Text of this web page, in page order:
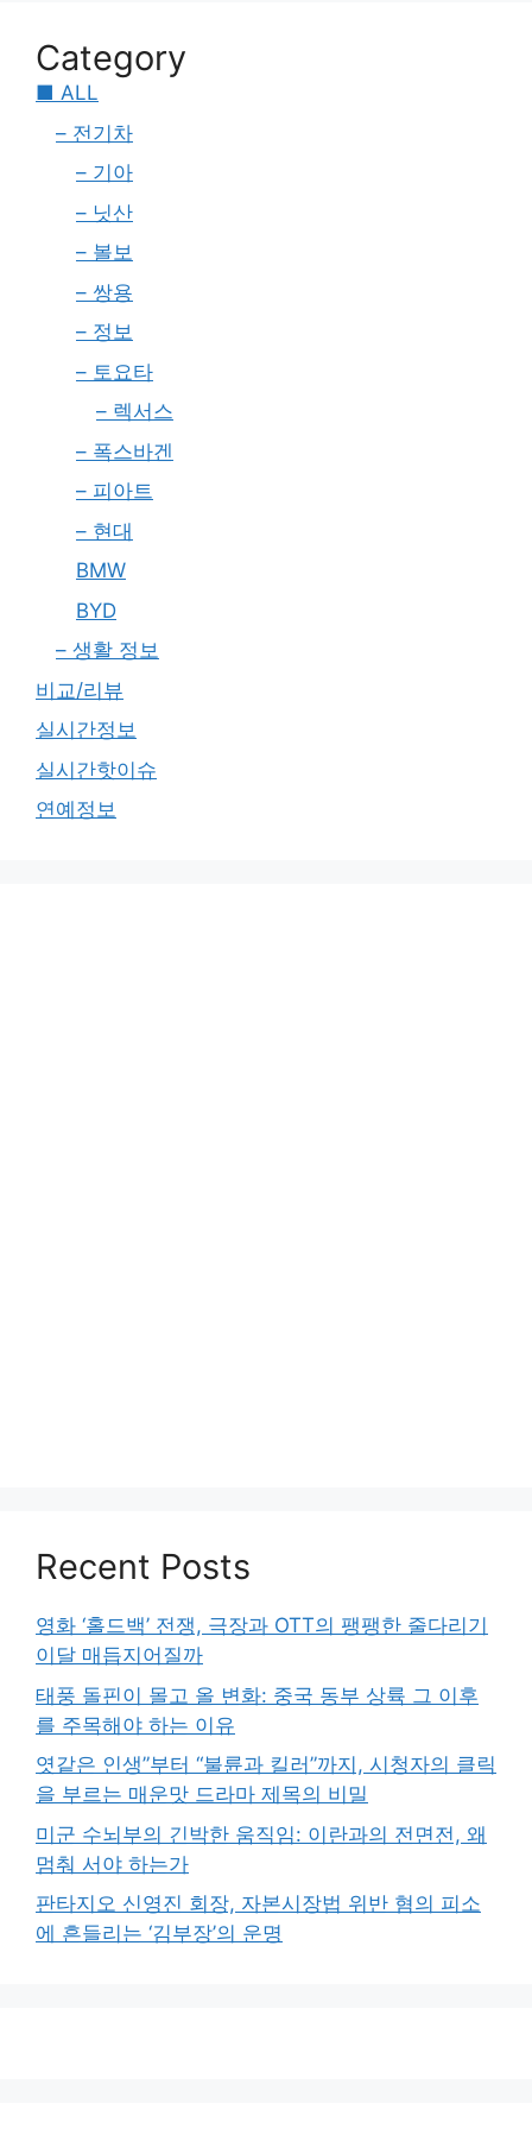
Category
■ ALL
– 전기차
– 기아
– 닛산
– 볼보
– 쌍용
– 정보
– 토요타
– 렉서스
– 폭스바겐
– 피아트
– 현대
BMW
BYD
– 생활 정보
비교/리뷰
실시간정보
실시간핫이슈
연예정보
Recent Posts
영화 ‘홀드백’ 전쟁, 극장과 OTT의 팽팽한 줄다리기
이달 매듭지어질까
태풍 돌핀이 몰고 올 변화: 중국 동부 상륙 그 이후
를 주목해야 하는 이유
엿같은 인생”부터 “불륜과 킬러”까지, 시청자의 클릭
을 부르는 매운맛 드라마 제목의 비밀
미군 수뇌부의 긴박한 움직임: 이란과의 전면전, 왜
멈춰 서야 하는가
판타지오 신영진 회장, 자본시장법 위반 혐의 피소
에 흔들리는 ‘김부장’의 운명